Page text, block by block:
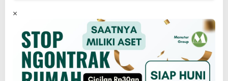
k
a
×